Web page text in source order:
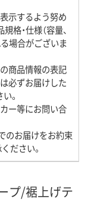
示するよう努め
格・仕様（容量、
場合がございま
商品情報の表記
必ずお届けした
。
ー等にお問い合
のお届けをお約束
ださい。
プ/裾上げテ